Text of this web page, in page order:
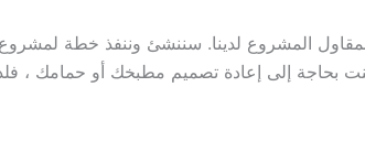
المشروع لدينا. سننشئ وننفذ خطة لمشروع
إلى إعادة تصميم مطبخك أو حمامك ،